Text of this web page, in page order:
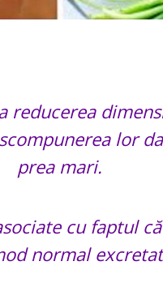
reducerea
lor
prea mari.
cu faptul
normal